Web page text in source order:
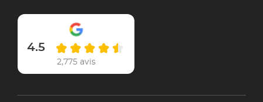
4.5
2,775 avis